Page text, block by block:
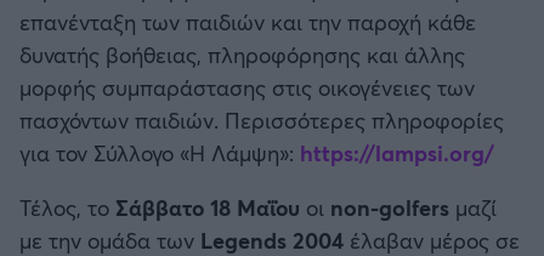
επανένταξη των παιδιών και την παροχή κάθε
δυνατής βοήθειας, πληροφόρησης και άλλης
μορφής συμπαράστασης στις οικογένειες των
πασχόντων παιδιών. Περισσότερες πληροφορίες
για τον Σύλλογο «Η Λάμψη»: https://lampsi.org/
Τέλος, το Σάββατο 18 Μαΐου οι non-golfers μαζί
με την ομάδα των Legends 2004 έλαβαν μέρος σε